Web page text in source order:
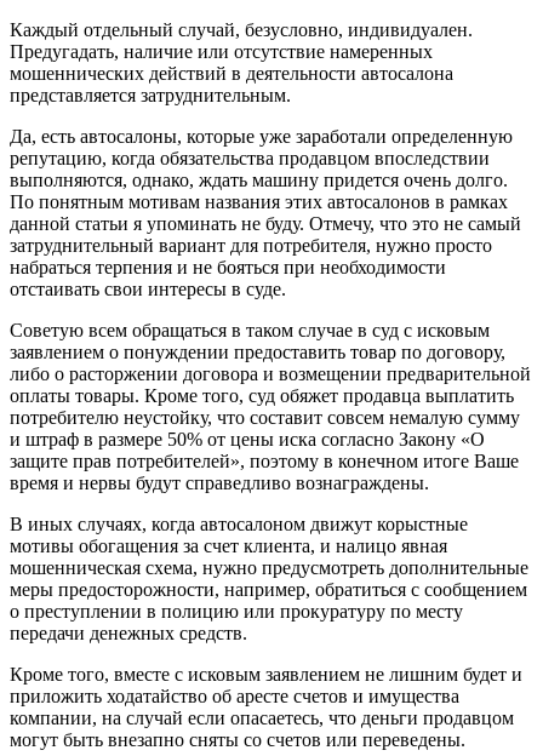
Каждый отдельный случай, безусловно, индивидуален.
Предугадать, наличие или отсутствие намеренных
мошеннических действий в деятельности автосалона
представляется затруднительным.
Да, есть автосалоны, которые уже заработали определенную
репутацию, когда обязательства продавцом впоследствии
выполняются, однако, ждать машину придется очень долго.
По понятным мотивам названия этих автосалонов в рамках
данной статьи я упоминать не буду. Отмечу, что это не самый
затруднительный вариант для потребителя, нужно просто
набраться терпения и не бояться при необходимости
отстаивать свои интересы в суде.
Советую всем обращаться в таком случае в суд с исковым
заявлением о понуждении предоставить товар по договору,
либо о расторжении договора и возмещении предварительной
оплаты товары. Кроме того, суд обяжет продавца выплатить
потребителю неустойку, что составит совсем немалую сумму
и штраф в размере 50% от цены иска согласно Закону «О
защите прав потребителей», поэтому в конечном итоге Ваше
время и нервы будут справедливо вознаграждены.
В иных случаях, когда автосалоном движут корыстные
мотивы обогащения за счет клиента, и налицо явная
мошенническая схема, нужно предусмотреть дополнительные
меры предосторожности, например, обратиться с сообщением
о преступлении в полицию или прокуратуру по месту
передачи денежных средств.
Кроме того, вместе с исковым заявлением не лишним будет и
приложить ходатайство об аресте счетов и имущества
компании, на случай если опасаетесь, что деньги продавцом
могут быть внезапно сняты со счетов или переведены.